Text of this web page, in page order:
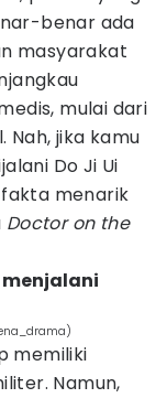
benar ada
masyarakat
mulai dari
jika kamu
Do Ji Ui
menarik
Doctor on the
menjalani
memiliki
Namun,